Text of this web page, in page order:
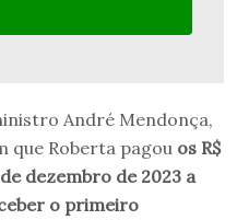
André Mendonça,
que Roberta pagou os R$
dezembro de 2023 a
o primeiro